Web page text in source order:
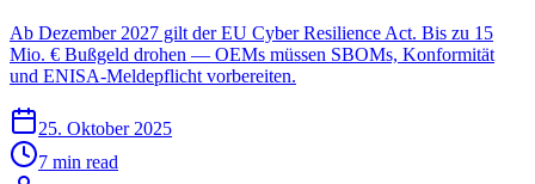
Ab Dezember 2027 gilt der EU Cyber Resilience Act. Bis zu 15
Mio. € Bußgeld drohen — OEMs müssen SBOMs, Konformität
und ENISA-Meldepflicht vorbereiten.
25. Oktober 2025
7 min read